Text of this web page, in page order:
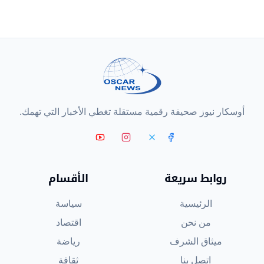
أوسكار نيوز صحيفة رقمية مستقلة تغطي الأخبار التي تهمك.
روابط سريعة
الرئيسية
من نحن
ميثاق الشرف
اتصل بنا
الأقسام
سياسة
اقتصاد
رياضة
ثقافة